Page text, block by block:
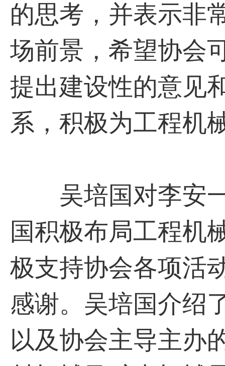
的思考，并表示非
场前景，希望协会
提出建设性的意见
系，积极为工程机
吴培国对李安一
国积极布局工程机
极支持协会各项活
感谢。吴培国介绍
以及协会主导主办